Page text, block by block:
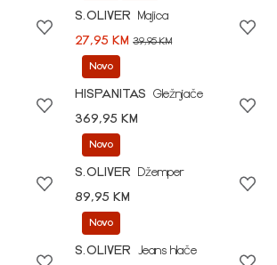
S.OLIVER
Majica
27,95 KM39,95 KM
Novo
HISPANITAS
Gležnjače
369,95 KM
Novo
S.OLIVER
Džemper
89,95 KM
Novo
S.OLIVER
Jeans hlače